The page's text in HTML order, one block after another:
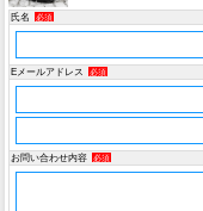
氏名 必須
Eメールアドレス 必須
お問い合わせ内容 必須